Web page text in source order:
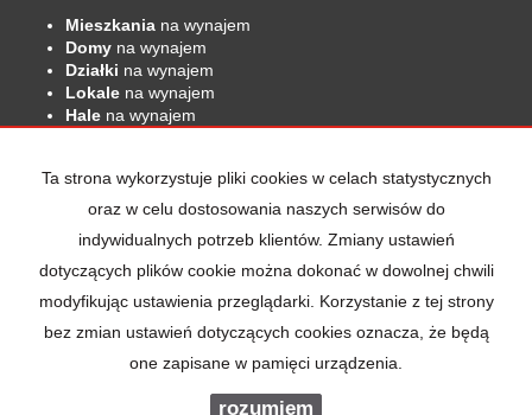
Mieszkania na wynajem
Domy na wynajem
Działki na wynajem
Lokale na wynajem
Hale na wynajem
Mieszkaniana sprzedaż
na sprzedaż
Lokalena sprzedaż
Halena sprzedaż
Galactica Virgo
Ta strona wykorzystuje pliki cookies w celach statystycznych
oraz w celu dostosowania naszych serwisów do
indywidualnych potrzeb klientów. Zmiany ustawień
dotyczących plików cookie można dokonać w dowolnej chwili
modyfikując ustawienia przeglądarki. Korzystanie z tej strony
bez zmian ustawień dotyczących cookies oznacza, że będą
one zapisane w pamięci urządzenia.
rozumiem